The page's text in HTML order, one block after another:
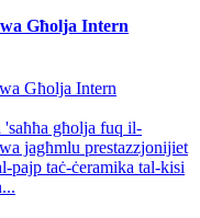
Għolja Intern
għolja fuq il-
jagħmlu prestazzjonijiet
pajp taċ-ċeramika tal-kisi